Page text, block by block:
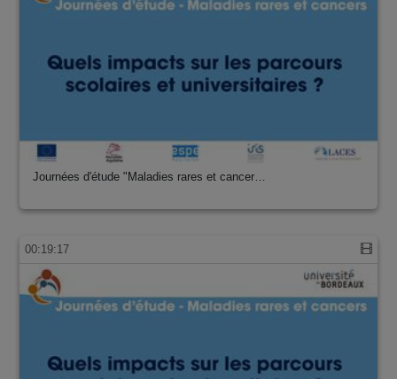
Journées d'étude "Maladies rares et cancer…
00:19:17